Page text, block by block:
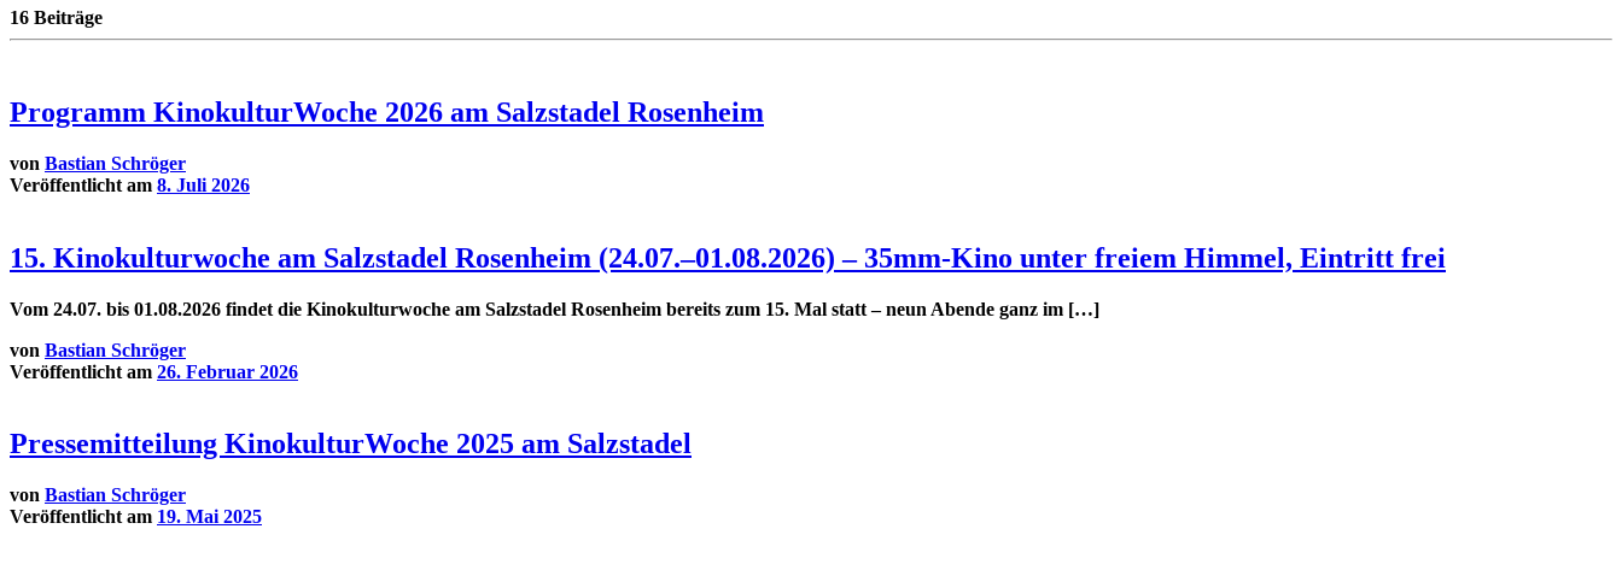
16 Beiträge
Programm KinokulturWoche 2026 am Salzstadel Rosenheim
von Bastian Schröger
Veröffentlicht am 8. Juli 2026
15. Kinokulturwoche am Salzstadel Rosenheim (24.07.–01.08.2026) – 35mm-Kino unter freiem Himmel, Eintritt frei
Vom 24.07. bis 01.08.2026 findet die Kinokulturwoche am Salzstadel Rosenheim bereits zum 15. Mal statt – neun Abende ganz im […]
von Bastian Schröger
Veröffentlicht am 26. Februar 2026
Pressemitteilung KinokulturWoche 2025 am Salzstadel
von Bastian Schröger
Veröffentlicht am 19. Mai 2025